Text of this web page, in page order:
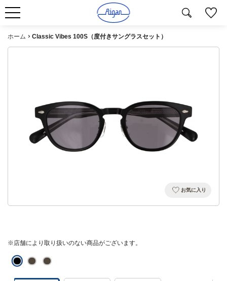
ホーム Classic Vibes 100S（度付きサングラスセット）
お気に入り
※店舗により取り扱いのない商品がございます。